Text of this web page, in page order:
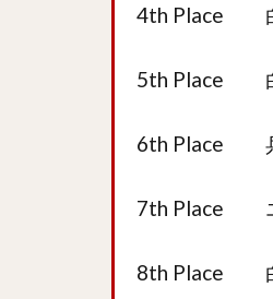
4th Place 白
5th Place 白
6th Place
7th Place エ
8th Place 白